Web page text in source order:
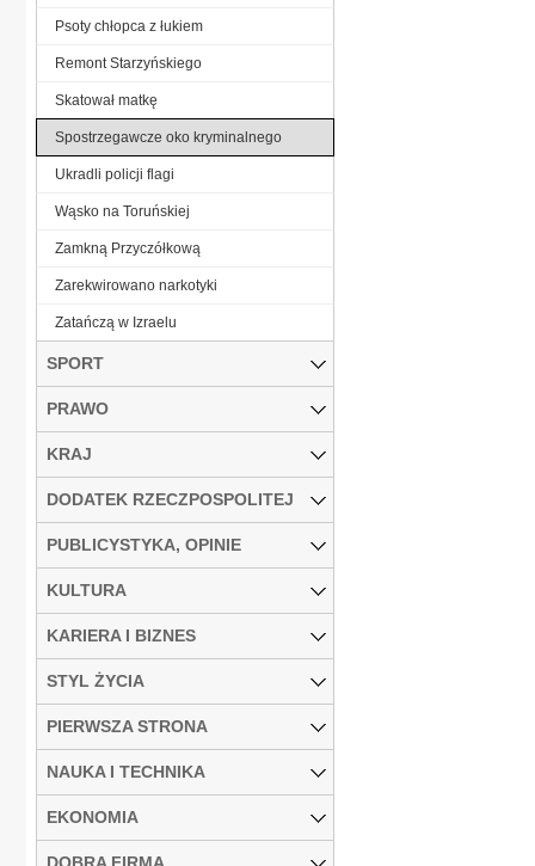
Psoty chłopca z łukiem
Remont Starzyńskiego
Skatował matkę
Spostrzegawcze oko kryminalnego
Ukradli policji flagi
Wąsko na Toruńskiej
Zamkną Przyczółkową
Zarekwirowano narkotyki
Zatańczą w Izraelu
SPORT
PRAWO
KRAJ
DODATEK RZECZPOSPOLITEJ
PUBLICYSTYKA, OPINIE
KULTURA
KARIERA I BIZNES
STYL ŻYCIA
PIERWSZA STRONA
NAUKA I TECHNIKA
EKONOMIA
DOBRA FIRMA